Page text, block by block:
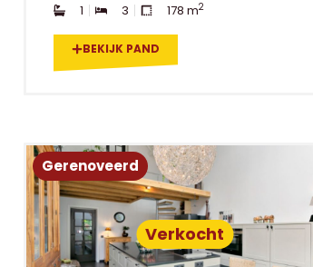
1 3 178 m2
BEKIJK PAND
Gerenoveerd
Verkocht